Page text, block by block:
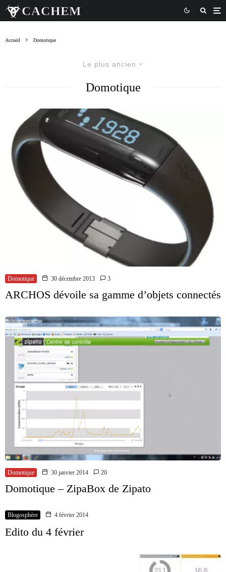
Accueil Domotique
Le plus ancien
Domotique
Domotique 30 décembre 2013 3
ARCHOS dévoile sa gamme d’objets connectés
Domotique 30 janvier 2014 20
Domotique – ZipaBox de Zipato
Blogosphère 4 février 2014
Edito du 4 février